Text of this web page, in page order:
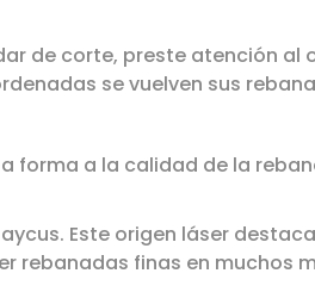
de corte, preste atención al
se vuelven sus
forma a la calidad de la
Este origen láser
rebanadas finas en muchos